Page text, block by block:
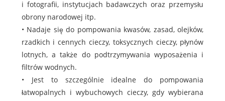
i fotografii, instytucjach badawczych oraz przemysłu
obrony narodowej itp.
• Nadaje się do pompowania kwasów, zasad, olejków,
rzadkich i cennych cieczy, toksycznych cieczy, płynów
lotnych, a także do podtrzymywania wyposażenia i
filtrów wodnych.
• Jest to szczególnie idealne do pompowania
łatwopalnych i wybuchowych cieczy, gdy wybierana